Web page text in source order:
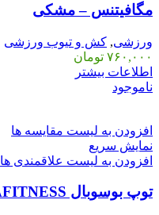
مگافیتنس – مشکی
ورزشی, کش و تیوب ورزشی
۷۶۰,۰۰۰ تومان
اطلاعات بیشتر
ناموجود
افزودن به لیست مقایسه ها
نمایش سریع
افزودن به لیست علاقمندی ها
توپ بوسوبال MEGAFITNESS کد BS-450